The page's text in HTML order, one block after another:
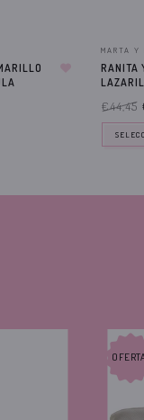
MARTA Y
RANITA
€44,45